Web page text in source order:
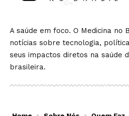
A saúde em foco. O Medicina no
notícias sobre tecnologia,
seus impactos diretos na saúde
brasileira.